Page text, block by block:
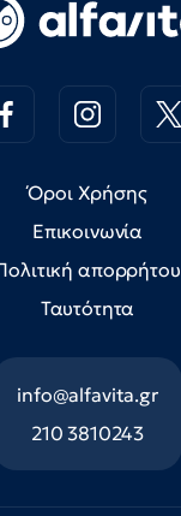
Όροι Χρήσης
Επικοινωνία
απορρήτου
Ταυτότητα
info@alfavita.gr
210 3810243